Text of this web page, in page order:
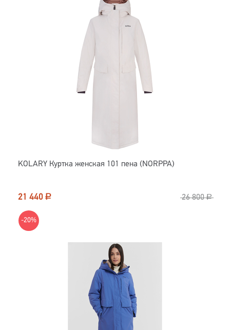
KOLARY Куртка женская 101 пена (NORPPA)
21 440 Р 26 800 Р
-20%